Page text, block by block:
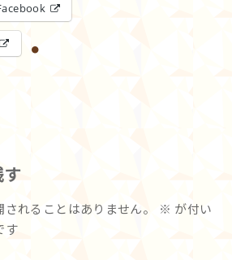
す
れることはありません。 ※ が付い
す